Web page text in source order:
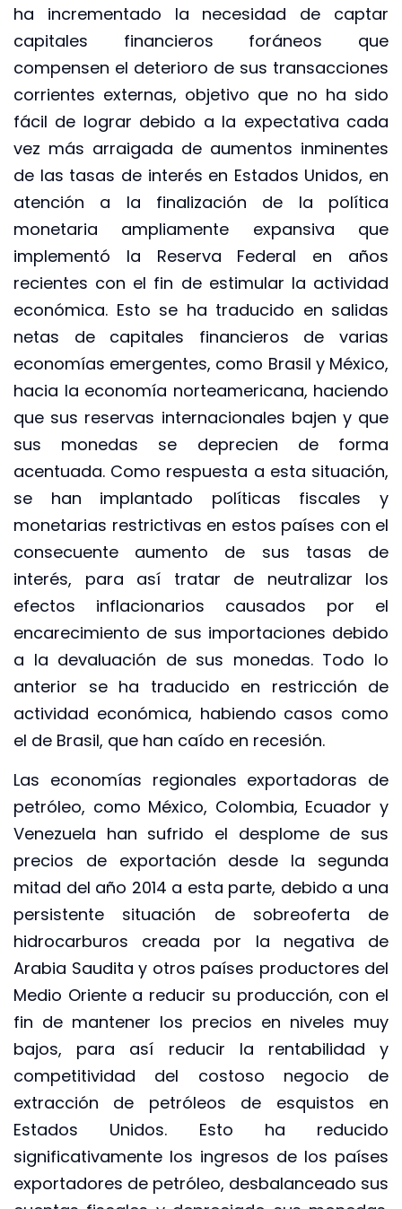
ha incrementado la necesidad de captar
capitales financieros foráneos que
compensen el deterioro de sus transacciones
corrientes externas, objetivo que no ha sido
fácil de lograr debido a la expectativa cada
vez más arraigada de aumentos inminentes
de las tasas de interés en Estados Unidos, en
atención a la finalización de la política
monetaria ampliamente expansiva que
implementó la Reserva Federal en años
recientes con el fin de estimular la actividad
económica. Esto se ha traducido en salidas
netas de capitales financieros de varias
economías emergentes, como Brasil y México,
hacia la economía norteamericana, haciendo
que sus reservas internacionales bajen y que
sus monedas se deprecien de forma
acentuada. Como respuesta a esta situación,
se han implantado políticas fiscales y
monetarias restrictivas en estos países con el
consecuente aumento de sus tasas de
interés, para así tratar de neutralizar los
efectos inflacionarios causados por el
encarecimiento de sus importaciones debido
a la devaluación de sus monedas. Todo lo
anterior se ha traducido en restricción de
actividad económica, habiendo casos como
el de Brasil, que han caído en recesión.
Las economías regionales exportadoras de
petróleo, como México, Colombia, Ecuador y
Venezuela han sufrido el desplome de sus
precios de exportación desde la segunda
mitad del año 2014 a esta parte, debido a una
persistente situación de sobreoferta de
hidrocarburos creada por la negativa de
Arabia Saudita y otros países productores del
Medio Oriente a reducir su producción, con el
fin de mantener los precios en niveles muy
bajos, para así reducir la rentabilidad y
competitividad del costoso negocio de
extracción de petróleos de esquistos en
Estados Unidos. Esto ha reducido
significativamente los ingresos de los países
exportadores de petróleo, desbalanceado sus